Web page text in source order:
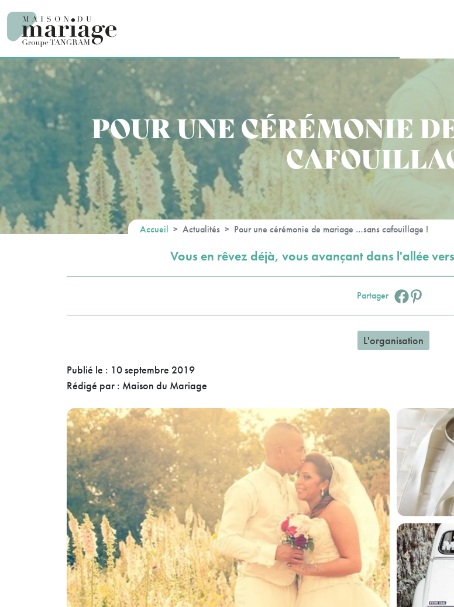
POUR UNE CÉRÉMONIE
Accueil Actualités Pour une cérémonie de mariage …sans cafouillage !
Vous en rêvez déjà, vous avançant dans l'allée
Partager Facebook :
L'organisation
Publié le : 10 septembre 2019
Rédigé par : Maison du Mariage